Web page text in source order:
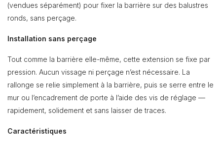
(vendues séparément) pour fixer la barrière sur des balustres
ronds, sans perçage.
Installation sans perçage
Tout comme la barrière elle-même, cette extension se fixe par
pression. Aucun vissage ni perçage n’est nécessaire. La
rallonge se relie simplement à la barrière, puis se serre entre le
mur ou l’encadrement de porte à l’aide des vis de réglage —
rapidement, solidement et sans laisser de traces.
Caractéristiques